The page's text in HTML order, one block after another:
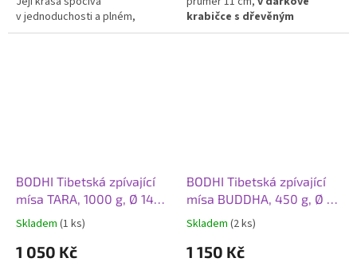
vjednoduchosti a plném,
dlouhotrvajícím zvuku, který je
krabičce s dřevěným
úderníkem a podložkou.
BODHI Tibetská zpívající
mísa TARA, 1000 g, Ø 14
cm, dárková krabička
Skladem (1 ks)
1 050 Kč
BODHI Tibetská zpívající
mísa BUDDHA, 450 g, Ø 11
cm
Skladem (2 ks)
1 150 Kč